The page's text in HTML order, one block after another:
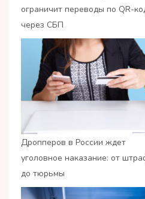
ограничит переводы по QR-
через СБП
Дропперов в России ждет
уголовное наказание: от
до тюрьмы